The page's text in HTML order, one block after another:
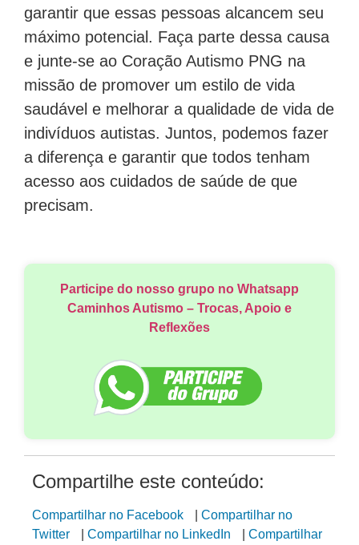
garantir que essas pessoas alcancem seu
máximo potencial. Faça parte dessa causa
e junte-se ao Coração Autismo PNG na
missão de promover um estilo de vida
saudável e melhorar a qualidade de vida de
indivíduos autistas. Juntos, podemos fazer
a diferença e garantir que todos tenham
acesso aos cuidados de saúde de que
precisam.
Participe do nosso grupo no Whatsapp
Caminhos Autismo – Trocas, Apoio e
Reflexões
Compartilhe este conteúdo:
Compartilhar no Facebook
Compartilhar no
Twitter
Compartilhar no LinkedIn
Compartilhar